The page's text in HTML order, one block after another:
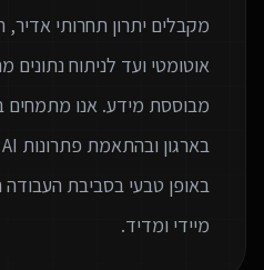
מקבלים יתרון תחרותי
אוטומטי ועד לניתוח
מבוססת מידע. אנו מתמחים
באופן טבעי בסביבת העבודה
מיידי ומדיד.